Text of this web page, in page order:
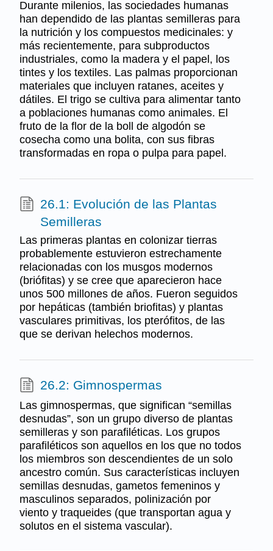
Durante milenios, las sociedades humanas
han dependido de las plantas semilleras para
la nutrición y los compuestos medicinales: y
más recientemente, para subproductos
industriales, como la madera y el papel, los
tintes y los textiles. Las palmas proporcionan
materiales que incluyen ratanes, aceites y
dátiles. El trigo se cultiva para alimentar tanto
a poblaciones humanas como animales. El
fruto de la flor de la boll de algodón se
cosecha como una bolita, con sus fibras
transformadas en ropa o pulpa para papel.
26.1: Evolución de las Plantas
Semilleras
Las primeras plantas en colonizar tierras
probablemente estuvieron estrechamente
relacionadas con los musgos modernos
(briófitas) y se cree que aparecieron hace
unos 500 millones de años. Fueron seguidos
por hepáticas (también briofitas) y plantas
vasculares primitivas, los pterófitos, de las
que se derivan helechos modernos.
26.2: Gimnospermas
Las gimnospermas, que significan “semillas
desnudas”, son un grupo diverso de plantas
semilleras y son parafiléticas. Los grupos
parafiléticos son aquellos en los que no todos
los miembros son descendientes de un solo
ancestro común. Sus características incluyen
semillas desnudas, gametos femeninos y
masculinos separados, polinización por
viento y traqueides (que transportan agua y
solutos en el sistema vascular).